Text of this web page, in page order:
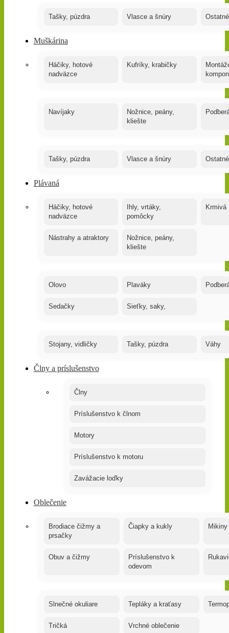
Tašky, púzdra Vlasce a šnúry Ostatné
Muškárina
Háčiky, hotové
nadväzce
Kufríky, krabičky
Navíjaky
Nožnice, peány,
kliešte
Tašky, púzdra Vlasce a šnúry
Plávaná
Háčiky, hotové
nadväzce
Ihly, vrtáky,
pomôcky
Krmivá
Nástrahy a atraktory
Nožnice, peány,
kliešte
Olovo Plaváky
Sedačky Sieťky, saky,
Stojany, vidličky Tašky, púzdra Váhy
Člny a príslušenstvo
Člny
Príslušenstvo k člnom
Motory
Príslušenstvo k motoru
Zavážacie loďky
Oblečenie
Brodiace čižmy a
prsačky
Čiapky a kukly Mikiny
Obuv a čižmy
Príslušenstvo k
odevom
Slnečné okuliare Tepláky a kraťasy
Tričká Vrchné oblečenie